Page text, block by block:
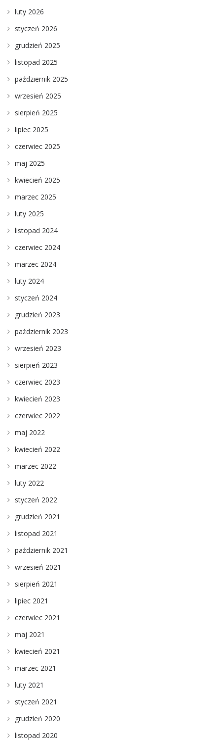
luty 2026
styczeń 2026
grudzień 2025
listopad 2025
październik 2025
wrzesień 2025
sierpień 2025
lipiec 2025
czerwiec 2025
maj 2025
kwiecień 2025
marzec 2025
luty 2025
listopad 2024
czerwiec 2024
marzec 2024
luty 2024
styczeń 2024
grudzień 2023
październik 2023
wrzesień 2023
sierpień 2023
czerwiec 2023
kwiecień 2023
czerwiec 2022
maj 2022
kwiecień 2022
marzec 2022
luty 2022
styczeń 2022
grudzień 2021
listopad 2021
październik 2021
wrzesień 2021
sierpień 2021
lipiec 2021
czerwiec 2021
maj 2021
kwiecień 2021
marzec 2021
luty 2021
styczeń 2021
grudzień 2020
listopad 2020